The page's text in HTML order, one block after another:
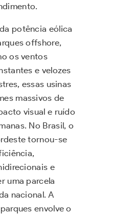
potência eólica
offshore,
os ventos
e velozes
essas usinas
massivos de
visual e ruído
No Brasil, o
tornou-se
e
uma parcela
nacional. A
envolve o